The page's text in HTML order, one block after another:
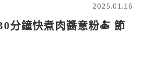
2025.01.16
分鐘快煮肉醬意粉🍝 節